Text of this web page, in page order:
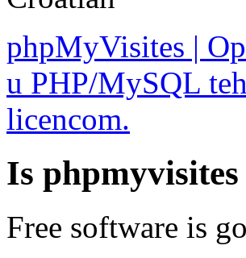
phpMyVisites |
u PHP/MySQL
licencom.
Is
Free software is